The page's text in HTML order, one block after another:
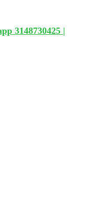
3148730425 |